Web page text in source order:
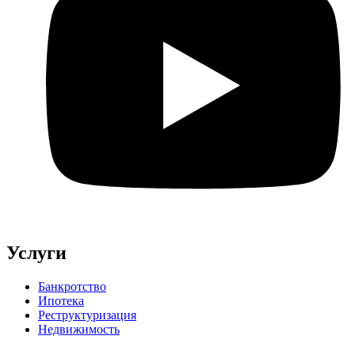
Услуги
Банкротство
Ипотека
Реструктуризация
Недвижимость